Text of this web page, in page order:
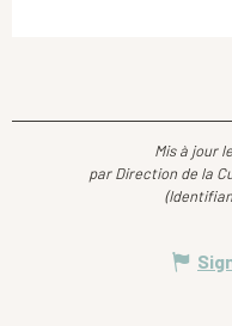
Mis à jour
par Direction de la